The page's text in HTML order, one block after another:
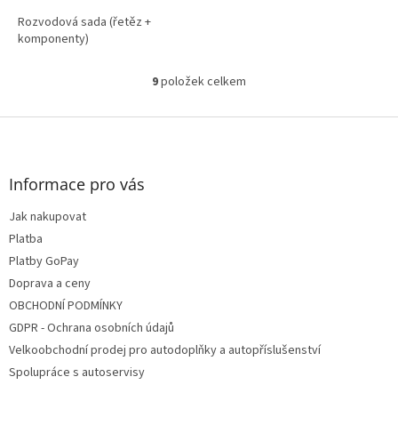
Rozvodová sada (řetěz +
komponenty)
O
l
p
i
9položek celkem
Z
Informace pro vás
Jak nakupovat
Platba
Platby GoPay
Doprava a ceny
OBCHODNÍ PODMÍNKY
GDPR - Ochrana osobních údajů
Velkoobchodní prodej pro autodoplňky a autopříslušenství
Spolupráce s autoservisy